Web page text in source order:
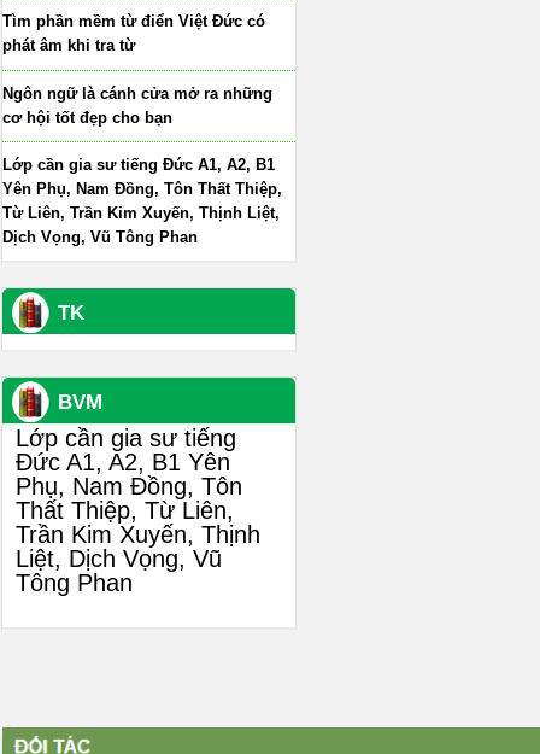
Tìm phần mềm từ điển Việt Đức có
phát âm khi tra từ
Ngôn ngữ là cánh cửa mở ra những
cơ hội tốt đẹp cho bạn
Lớp cần gia sư tiếng Đức A1, A2, B1
Yên Phụ, Nam Đồng, Tôn Thất Thiệp,
Từ Liên, Trần Kim Xuyến, Thịnh Liệt,
Dịch Vọng, Vũ Tông Phan
TK
BVM
Lớp cần gia sư tiếng
Đức A1, A2, B1 Yên
Phụ, Nam Đồng, Tôn
Thất Thiệp, Từ Liên,
Trần Kim Xuyến, Thịnh
Liệt, Dịch Vọng, Vũ
Tông Phan